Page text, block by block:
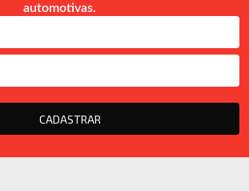
automotivas.
CADASTRAR